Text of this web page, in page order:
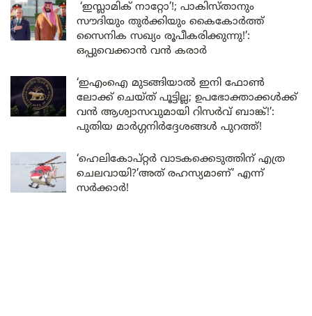
‘ഇസ്ലാമിക് നാറ്റോ’!; പാകിസ്താനും
സൗദിയും തുർക്കിയും കൈകോർത്ത്
സൈനിക സഖ്യം രൂപീകരിക്കുന്നു!’:
ഒപ്പുവെക്കാൻ വൻ കരാർ
‘ഇഎംഐ മുടങ്ങിയാൽ ഇനി ഫോൺ
ലോക്ക് ചെയ്ത് പൂട്ടില്ല; ഉപഭോക്താക്കൾക്ക്
വൻ ആശ്വാസവുമായി റിസർവ് ബാങ്ക്!’:
പുതിയ മാർഗ്ഗനിർദ്ദേശങ്ങൾ പുറത്ത്!
‘ഹെലികോപ്റ്റർ വാടകക്കെടുത്തിന് എത്ര
ചെലവായി?’അത് രഹസ്യമാണ്’ എന്ന്
സർക്കാർ!